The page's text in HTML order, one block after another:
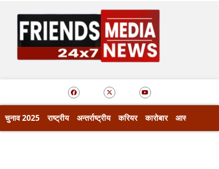
content
F
a
c
e
X
-
t
w
t
t
r
Y
o
u
t
b
e
चुनाव 2025 राष्ट्रीय अन्तर्राष्ट्रीय करियर कारोबार आस्था